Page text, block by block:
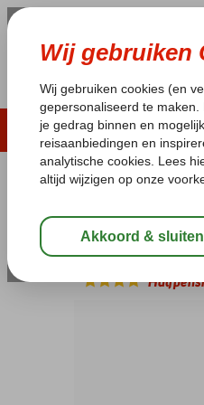
ZOMER
Home
Griekenland Kefalonia
Cephalonia